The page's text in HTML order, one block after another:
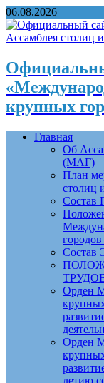
06.08.2026
крупных
Главная
Об
(МАГ)
План
столиц
Состав
Состав
Орден
Орден
летию